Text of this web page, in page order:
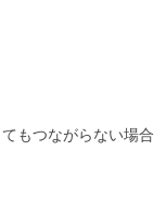
もつながらない場合